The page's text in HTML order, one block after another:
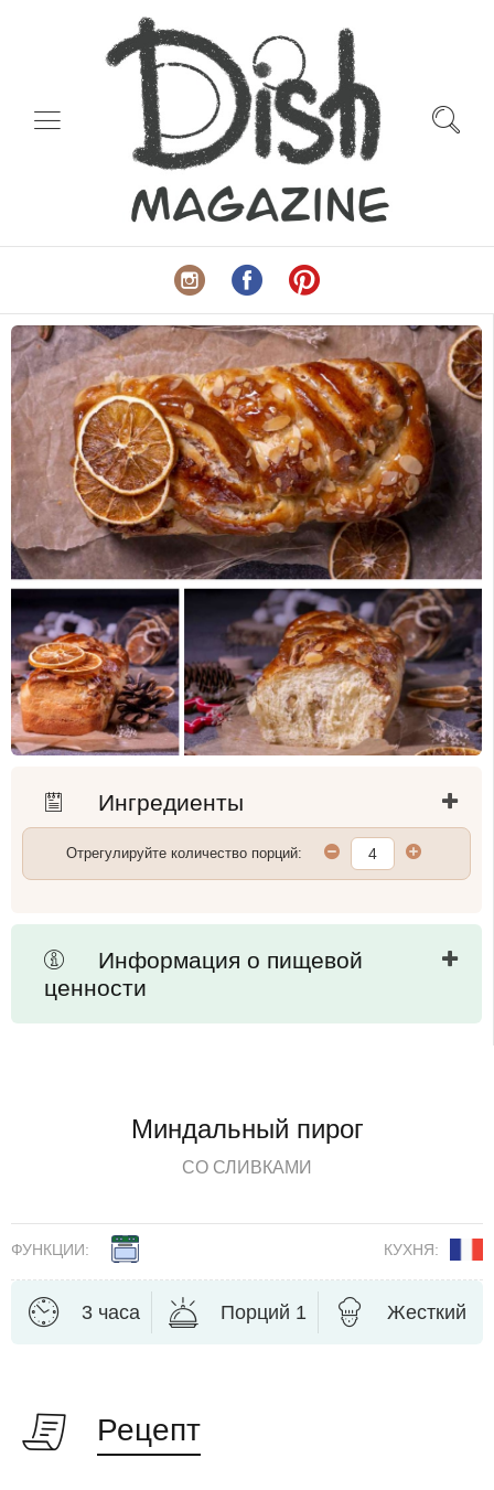
Ингредиенты
Отрегулируйте количество порций:
Информация о пищевой
ценности
Миндальный пирог
СО СЛИВКАМИ
ФУНКЦИИ: КУХНЯ:
3 часа Порций 1 Жесткий
Рецепт